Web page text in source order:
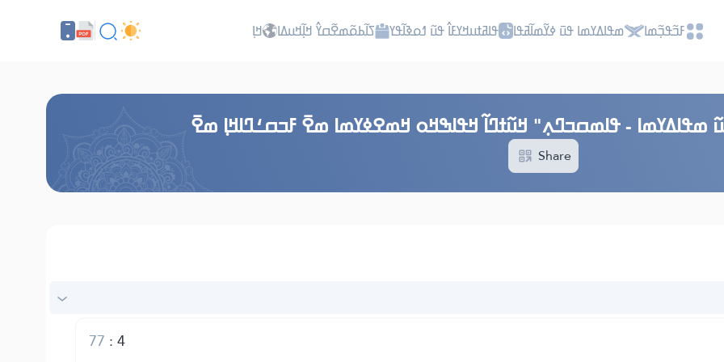
ߓߏ߬ߟߏ߲߬ߘߊ ߘߟߊߡߌߘߊ ߟߎ߫ ߦߌ߬ߘߊ߬ߥߟߊ ߟߊߥߙߎߞߌߓߊ߮ ߟߎ߬ ߗߋߢߊ߬ߟߌ ߖߊ߬ߕߋ߬ߘߐ߬ߛߌ߮ ߞߊ߲߬ߞߎߡߊ ߞߊ߲
ߘߟߊߡߌߘߊ - ߟߊߘߛߏߣߍ߲" ߞߎ߬ߙߣߊ߬ ߞߟߊߒߞߋ ߞߘߐߦߌߘߊ ߘߐ߫ ߓߏߛߑߣߊߞߊ߲ ߘߐ߫
Share
4
:
77